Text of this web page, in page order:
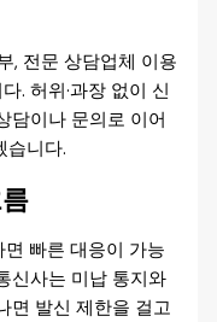
, 전문 상담업체 이용
. 허위·과장 없이 신
담이나 문의로 이어
습니다.
빠른 대응이 가능
신사는 미납 통지와
면 발신 제한을 걸고